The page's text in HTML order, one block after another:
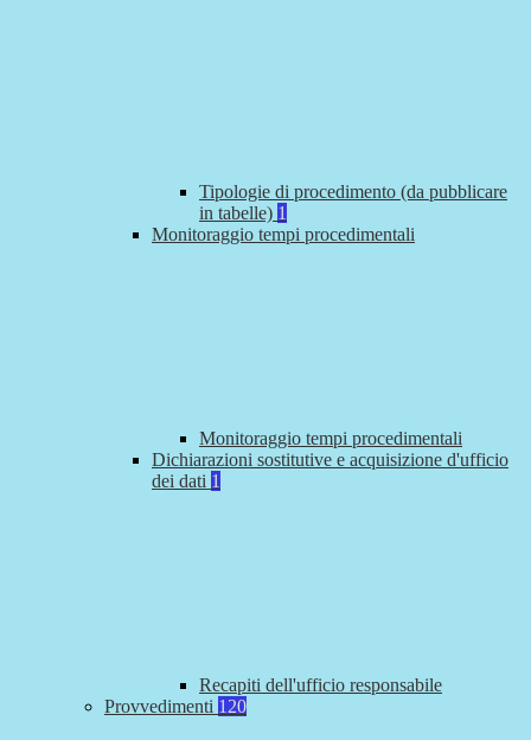
Tipologie di procedimento (da pubblicare
in tabelle) 1
Monitoraggio tempi procedimentali
Monitoraggio tempi procedimentali
Dichiarazioni sostitutive e acquisizione d'ufficio
dei dati 1
Recapiti dell'ufficio responsabile
Provvedimenti 120